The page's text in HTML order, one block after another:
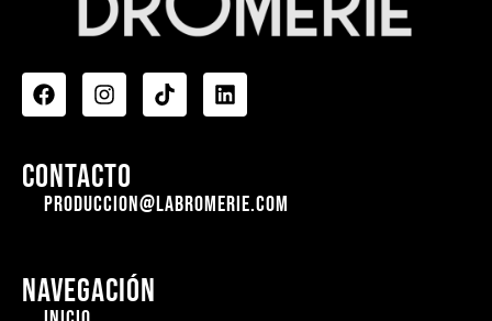
Contacto
produccion@labromerie.com
Navegación